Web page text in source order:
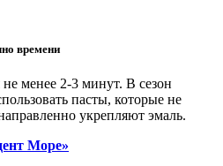
времени
менее 2-3 минут. В сезон
пасты, которые не
укрепляют эмаль.
Море»